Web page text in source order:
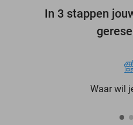
In 3 stappen
Waar wil